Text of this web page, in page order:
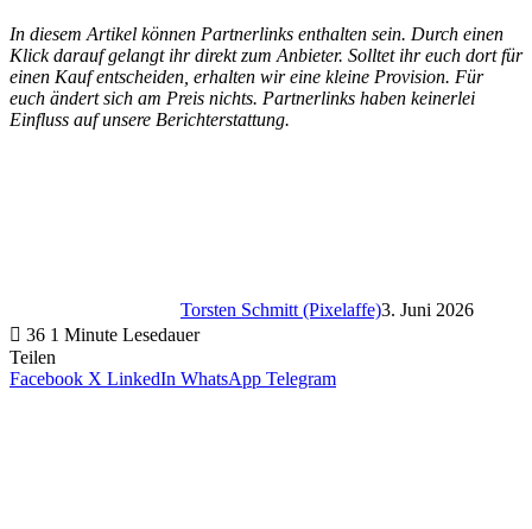
In diesem Artikel können Partnerlinks enthalten sein. Durch einen
Klick darauf gelangt ihr direkt zum Anbieter. Solltet ihr euch dort für
einen Kauf entscheiden, erhalten wir eine kleine Provision. Für
euch ändert sich am Preis nichts. Partnerlinks haben keinerlei
Einfluss auf unsere Berichterstattung.
Torsten Schmitt (Pixelaffe)3. Juni 2026
36 1 Minute Lesedauer
Teilen
Facebook X LinkedIn WhatsApp Telegram